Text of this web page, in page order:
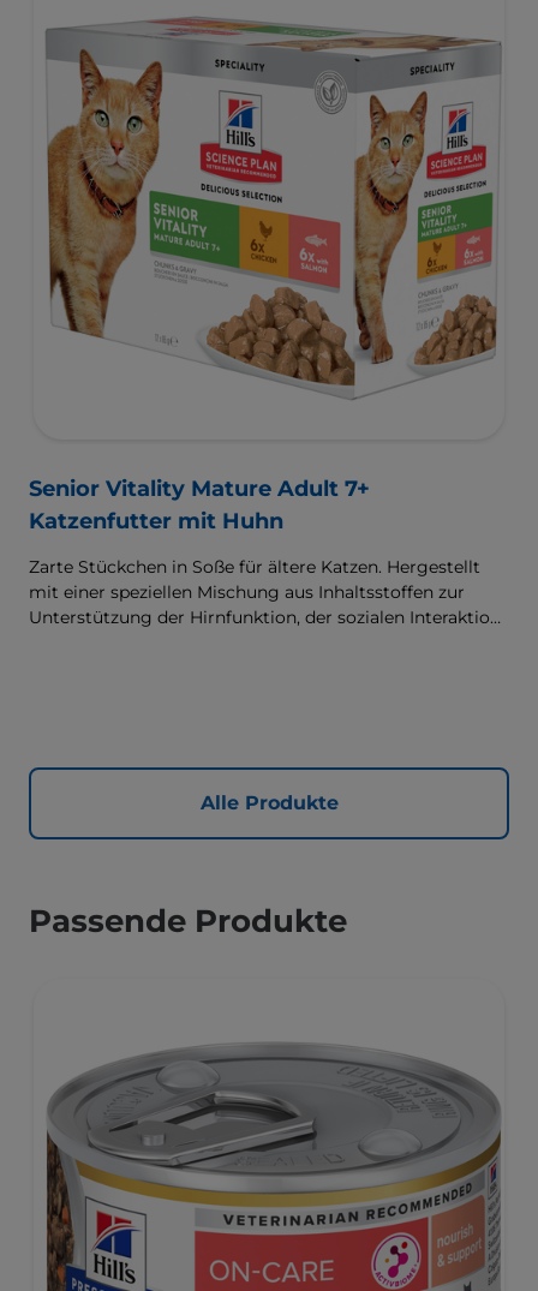
Senior Vitality Mature Adult 7+
Katzenfutter mit Huhn
Zarte Stückchen in Soße für ältere Katzen. Hergestellt
mit einer speziellen Mischung aus Inhaltsstoffen zur
Unterstützung der Hirnfunktion, der sozialen Interaktion
Alle Produkte
Passende Produkte